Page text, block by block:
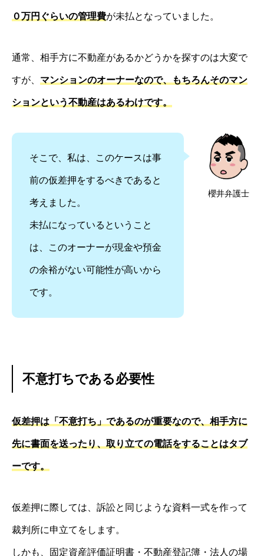
０万円ぐらいの管理費が未払となっていました。
通常、相手方に不動産があるかどうかを探すのは大変で
すが、 マンションのオーナーなので、もちろんそのマン
ションという不動産はあるわけです。
櫻井弁護士
そこで、私は、このケースは事
前の仮差押をするべきであると
考えました。
未払になっているということ
は、このオーナーが現金や預金
の余裕がない可能性が高いから
です。
不意打ちである必要性
仮差押は「不意打ち」であるのが重要なので、相手方に
先に書面を送ったり、取り立ての電話をすることはタブ
ーです。
仮差押に際しては、訴訟と同じような資料一式を作って
裁判所に申立てをします。
しかも、固定資産評価証明書・不動産登記簿・法人の場